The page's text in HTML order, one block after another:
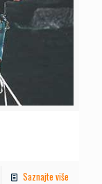
Saznajte više